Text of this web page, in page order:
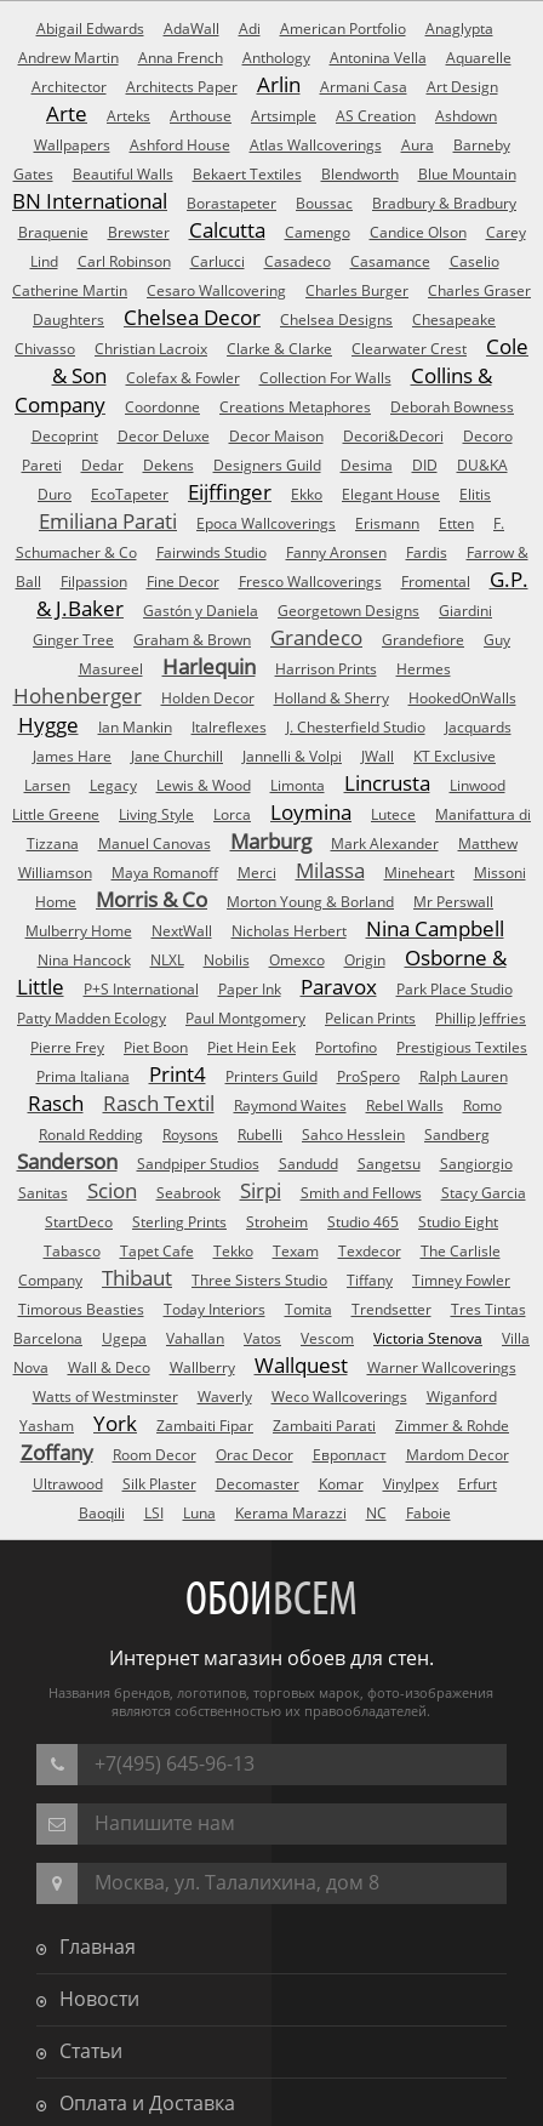
Abigail Edwards AdaWall Adi American Portfolio
Anaglypta
Andrew Martin
Anna French Anthology Antonina Vella
Aquarelle
Architector
Architects Paper Arlin Armani Casa Art Design
Arte Arteks Arthouse Artsimple AS Creation
Ashdown
Wallpapers
Ashford House Atlas Wallcoverings Aura
Barneby
Gates
Beautiful Walls Bekaert Textiles Blendworth Blue Mountain
BN International Borastapeter Boussac
Bradbury & Bradbury
Braquenie
Brewster Calcutta Camengo Candice Olson
Carey
Lind
Carl Robinson Carlucci Casadeco Casamance
Caselio
Catherine Martin
Cesaro Wallcovering Charles Burger
Charles Graser
Daughters
Chelsea Decor Chelsea Designs
Chesapeake
Chivasso
Christian Lacroix Clarke & Clarke Clearwater Crest
Cole
& Son
Colefax & Fowler Collection For Walls
Collins &
Company
Coordonne Creations Metaphores
Deborah Bowness
Decoprint
Decor Deluxe Decor Maison Decori&Decori
Decoro
Pareti
Dedar Dekens Designers Guild Desima DID
DU&KA
Duro
EcoTapeter Eijffinger Ekko Elegant House Elitis
Emiliana Parati Epoca Wallcoverings Erismann Etten
F.
Schumacher & Co
Fairwinds Studio Fanny Aronsen Fardis
Farrow &
Ball
Filpassion Fine Decor Fresco Wallcoverings Fromental
G.P.
& J.Baker
Gastón y Daniela Georgetown Designs
Giardini
Ginger Tree
Graham & Brown Grandeco Grandefiore
Guy
Masureel
Harlequin Harrison Prints Hermes
Hohenberger Holden Decor Holland & Sherry HookedOnWalls
Hygge Ian Mankin Italreflexes J. Chesterfield Studio
Jacquards
James Hare
Jane Churchill Jannelli & Volpi JWall
KT Exclusive
Larsen
Legacy Lewis & Wood Limonta Lincrusta
Linwood
Little Greene
Living Style Lorca Loymina Lutece
Manifattura di
Tizzana
Manuel Canovas Marburg Mark Alexander
Matthew
Williamson
Maya Romanoff Merci Milassa Mineheart
Missoni
Home
Morris & Co Morton Young & Borland
Mr Perswall
Mulberry Home
NextWall Nicholas Herbert Nina Campbell
Nina Hancock NLXL Nobilis Omexco Origin
Osborne &
Little
P+S International Paper Ink Paravox
Park Place Studio
Patty Madden Ecology
Paul Montgomery Pelican Prints
Phillip Jeffries
Pierre Frey
Piet Boon Piet Hein Eek Portofino
Prestigious Textiles
Prima Italiana
Print4 Printers Guild ProSpero Ralph Lauren
Rasch Rasch Textil Raymond Waites Rebel Walls
Romo
Ronald Redding
Roysons Rubelli Sahco Hesslein Sandberg
Sanderson Sandpiper Studios Sandudd Sangetsu
Sangiorgio
Sanitas
Scion Seabrook Sirpi Smith and Fellows
Stacy Garcia
StartDeco
Sterling Prints Stroheim Studio 465
Studio Eight
Tabasco
Tapet Cafe Tekko Texam Texdecor
The Carlisle
Company
Thibaut Three Sisters Studio Tiffany
Timney Fowler
Timorous Beasties
Today Interiors Tomita Trendsetter
Tres Tintas
Barcelona
Ugepa Vahallan Vatos Vescom Victoria Stenova
Villa
Nova
Wall & Deco Wallberry Wallquest
Warner Wallcoverings
Watts of Westminster
Waverly Weco Wallcoverings
Wiganford
Yasham
York Zambaiti Fipar Zambaiti Parati Zimmer & Rohde
Zoffany Room Decor Orac Decor Европласт
Mardom Decor
Ultrawood
Silk Plaster Decomaster Komar Vinylpex
Erfurt
Baoqili
LSI Luna Kerama Marazzi NC Faboie
ОБОИВСЕМ
Интернет магазин обоев для стен.
Названия брендов, логотипов, торговых марок, фото-изображения
являются собственностью их правообладателей.
+7(495) 645-96-13
Напишите нам
Москва, ул. Талалихина, дом 8
Главная
Новости
Статьи
Оплата и Доставка